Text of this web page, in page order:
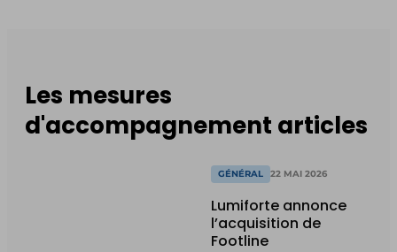
Les mesures
d'accompagnement articles
GÉNÉRAL 22 MAI 2026
Lumiforte annonce
l’acquisition de
Footline